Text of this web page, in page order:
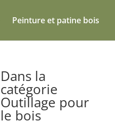
Peinture et patine bois
Dans la
catégorie
Outillage pour
le bois